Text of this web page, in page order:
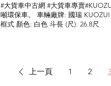
#大貨車中古網 #大貨車專賣
噸環保車。 車輛廠牌: 國瑞
框式 顏色: 白色 斗長 (尺): 26.8尺
上一頁 1 2 3